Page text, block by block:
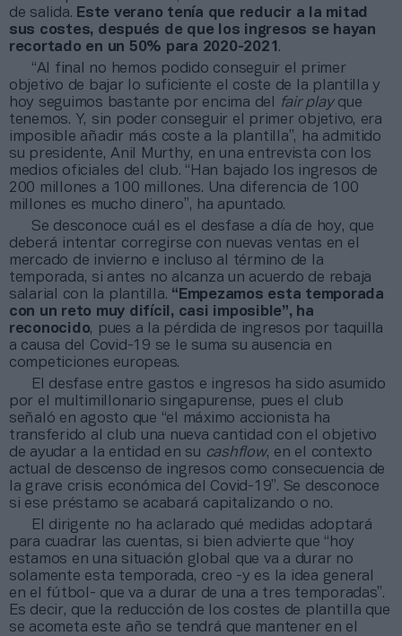
de salida. Este verano tenía que reducir a la mitad
sus costes, después de que los ingresos se hayan
recortado en un 50% para 2020-2021 .
“Al final no hemos podido conseguir el primer
objetivo de bajar lo suficiente el coste de la plantilla y
hoy seguimos bastante por encima del
fair playque
tenemos. Y, sin poder conseguir el primer objetivo, era
imposible añadir más coste a la plantilla”, ha admitido
su presidente, Anil Murthy, en una entrevista con los
medios oficiales del club. “Han bajado los ingresos de
200 millones a 100 millones. Una diferencia de 100
millones es mucho dinero”, ha apuntado.
Se desconoce cuál es el desfase a día de hoy, que
deberá intentar corregirse con nuevas ventas en el
mercado de invierno e incluso al término de la
temporada, si antes no alcanza un acuerdo de rebaja
salarial con la plantilla. “Empezamos esta temporada
con un reto muy difícil, casi imposible”, ha
reconocido, pues a la pérdida de ingresos por taquilla
a causa del Covid-19 se le suma su ausencia en
competiciones europeas.
El desfase entre gastos e ingresos ha sido asumido
por el multimillonario singapurense, pues el club
señaló en agosto que “el máximo accionista ha
transferido al club una nueva cantidad con el objetivo
de ayudar a la entidad en su cashflow, en el contexto
actual de descenso de ingresos como consecuencia de
la grave crisis económica del Covid-19”. Se desconoce
si ese préstamo se acabará capitalizando o no.
El dirigente no ha aclarado qué medidas adoptará
para cuadrar las cuentas, si bien advierte que “hoy
estamos en una situación global que va a durar no
solamente esta temporada, creo -y es la idea general
en el fútbol- que va a durar de una a tres temporadas”.
Es decir, que la reducción de los costes de plantilla que
se acometa este año se tendrá que mantener en el